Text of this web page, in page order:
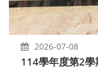
2026-07-08
114學年度第2